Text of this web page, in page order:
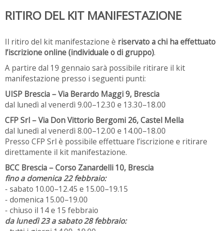
RITIRO DEL KIT MANIFESTAZIONE
Il ritiro del kit manifestazione è riservato a chi ha effettuato
l’iscrizione online (individuale o di gruppo).
A partire dal 19 gennaio sarà possibile ritirare il kit
manifestazione presso i seguenti punti:
UISP Brescia – Via Berardo Maggi 9, Brescia
dal lunedì al venerdì 9.00–12.30 e 13.30–18.00
CFP Srl – Via Don Vittorio Bergomi 26, Castel Mella
dal lunedì al venerdì 8.00–12.00 e 14.00–18.00
Presso CFP Srl è possibile effettuare l’iscrizione e ritirare
direttamente il kit manifestazione.
BCC Brescia – Corso Zanardelli 10, Brescia
fino a domenica 22 febbraio:
- sabato 10.00–12.45 e 15.00–19.15
- domenica 15.00–19.00
- chiuso il 14 e 15 febbraio
da lunedì 23 a sabato 28 febbraio: